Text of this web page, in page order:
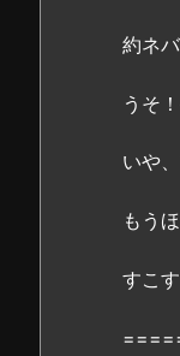
r
r
全
ー
読
こ
約ネ
うそ
いや
もう
すこ